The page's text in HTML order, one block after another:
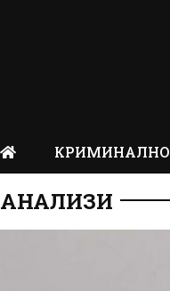
КРИМИНАЛНО
АНАЛИЗИ